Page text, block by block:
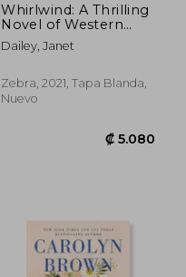
Whirlwind: A Thrilling
Novel of Western
Romantic Suspense
(The Champions) (en
Dailey, Janet
Zebra, 2021, Tapa Blanda,
Nuevo